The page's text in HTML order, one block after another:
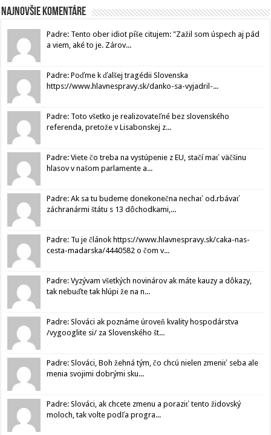
Najnovšie komentáre
Padre: Tento ober idiot píše citujem: "Zažil som úspech aj pád
a viem, aké to je. Zárov...
Padre: Poďme k ďalšej tragédii Slovenska
https://www.hlavnespravy.sk/danko-sa-vyjadril-...
Padre: Toto všetko je realizovateľné bez slovenského
referenda, pretože v Lisabonskej z...
Padre: Viete čo treba na vystúpenie z EU, stačí mať väčšinu
hlasov v našom parlamente a...
Padre: Ak sa tu budeme donekonečna nechať od.rbávať
záchranármi štátu s 13 dôchodkami,...
Padre: Tu je článok https://www.hlavnespravy.sk/caka-nas-
cesta-madarska/4440582 o čom v...
Padre: Vyzývam všetkých novinárov ak máte kauzy a dôkazy,
tak nebuďte tak hlúpi že na n...
Padre: Slováci ak poznáme úroveň kvality hospodárstva
/vygooglite si/ za Slovenského št...
Padre: Slováci, Boh žehná tým, čo chcú nielen zmeniť seba ale
menia svojimi dobrými sku...
Padre: Slováci, ak chcete zmenu a poraziť tento židovský
moloch, tak volte podľa progra...